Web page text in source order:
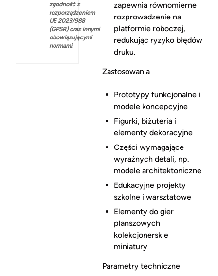
zgodność z
rozporządzeniem
UE 2023/988
(GPSR) oraz innymi
obowiązującymi
normami.
zapewnia równomierne
rozprowadzenie na
platformie roboczej,
redukując ryzyko błędów
druku.
Zastosowania
Prototypy funkcjonalne i
modele koncepcyjne
Figurki, biżuteria i
elementy dekoracyjne
Części wymagające
wyraźnych detali, np.
modele architektoniczne
Edukacyjne projekty
szkolne i warsztatowe
Elementy do gier
planszowych i
kolekcjonerskie
miniatury
Parametry techniczne